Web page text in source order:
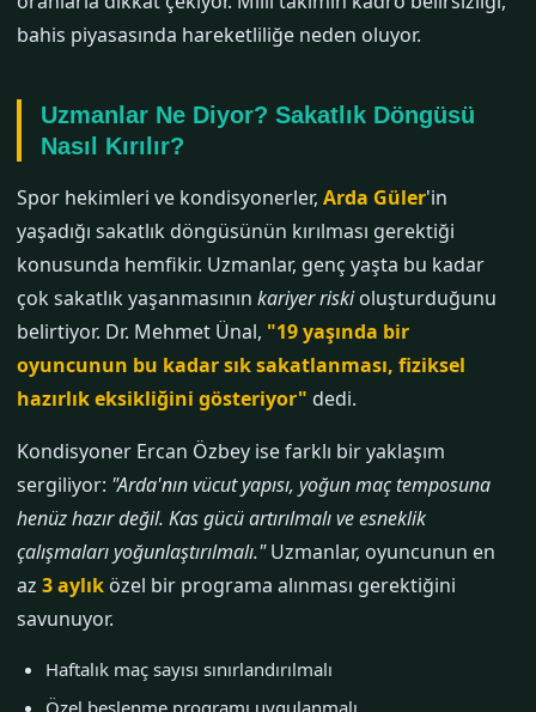
bahis piyasasında hareketliliğe neden oluyor.
Uzmanlar Ne Diyor? Sakatlık Döngüsü
Nasıl Kırılır?
Spor hekimleri ve kondisyonerler, Arda Güler'in
yaşadığı sakatlık döngüsünün kırılması gerektiği
konusunda hemfikir. Uzmanlar, genç yaşta bu kadar
çok sakatlık yaşanmasının kariyer riskioluşturduğunu
belirtiyor. Dr. Mehmet Ünal, "19 yaşında bir
oyuncunun bu kadar sık sakatlanması, fiziksel
hazırlık eksikliğini gösteriyor" dedi.
Kondisyoner Ercan Özbey ise farklı bir yaklaşım
sergiliyor: "Arda'nın vücut yapısı, yoğun maç temposuna
henüz hazır değil. Kas gücü artırılmalı ve esneklik
çalışmaları yoğunlaştırılmalı."Uzmanlar, oyuncunun en
az 3 aylık özel bir programa alınması gerektiğini
savunuyor.
Haftalık maç sayısı sınırlandırılmalı